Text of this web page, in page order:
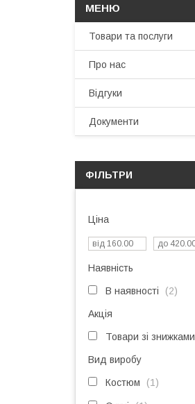
Товари та послуги
Про нас
Відгуки
Документи
ФІЛЬТРИ
Ціна
Наявність
В наявності 2
Акція
Товари зі знижками
Вид виробу
Костюм 1